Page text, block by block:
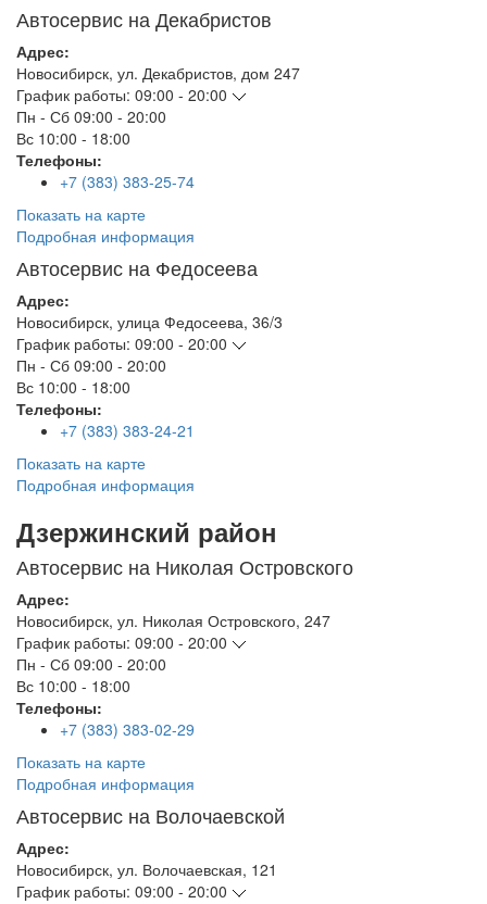
Автосервис на Декабристов
Адрес:
Новосибирск, ул. Декабристов, дом 247
График работы: 09:00 - 20:00
Пн - Сб 09:00 - 20:00
Вс 10:00 - 18:00
Телефоны:
+7 (383) 383-25-74
Показать на карте
Подробная информация
Автосервис на Федосеева
Адрес:
Новосибирск, улица Федосеева, 36/3
График работы: 09:00 - 20:00
Пн - Сб 09:00 - 20:00
Вс 10:00 - 18:00
Телефоны:
+7 (383) 383-24-21
Показать на карте
Подробная информация
Дзержинский район
Автосервис на Николая Островского
Адрес:
Новосибирск, ул. Николая Островского, 247
График работы: 09:00 - 20:00
Пн - Сб 09:00 - 20:00
Вс 10:00 - 18:00
Телефоны:
+7 (383) 383-02-29
Показать на карте
Подробная информация
Автосервис на Волочаевской
Адрес:
Новосибирск, ул. Волочаевская, 121
График работы: 09:00 - 20:00